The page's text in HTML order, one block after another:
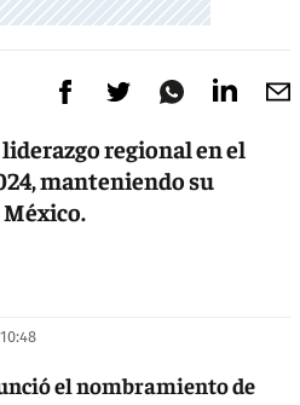
regional en el
manteniendo su
el nombramiento de